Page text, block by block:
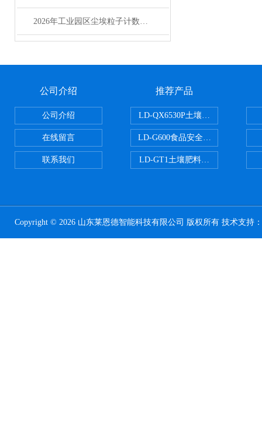
2026年工业园区尘埃粒子计数器选型实用指南
公司介绍
公司介绍
在线留言
联系我们
推荐产品
LD-QX6530P土壤氧化还原电位检
LD-G600食品安全检测仪
LD-GT1土壤肥料养分检测仪
Copyright © 2026 山东莱恩德智能科技有限公司 版权所有 技术支持：